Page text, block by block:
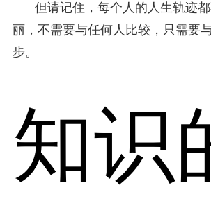
但请记住，每个人的人生轨迹
丽，不需要与任何人比较，只需要
步。
知识